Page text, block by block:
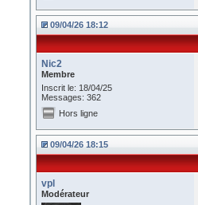
09/04/26 18:12
Nic2
Membre
Inscrit le: 18/04/25
Messages: 362
Hors ligne
09/04/26 18:15
vpl
Modérateur